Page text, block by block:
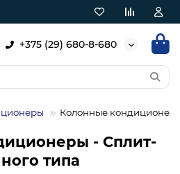
+375 (29) 680-8-680
Колонные
- Сплит-
типа